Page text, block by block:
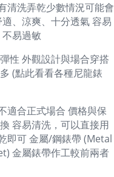
清洗弄乾少數情況可能會
、涼爽、十分透氣 容易
易過敏
性 外觀設計與場合穿搭
(點此看看各種尼龍錶
適合正式場合 價格與保
容易清洗，可以直接用
即可 金屬/鋼錶帶 (Metal
金屬錶帶作工較前兩者